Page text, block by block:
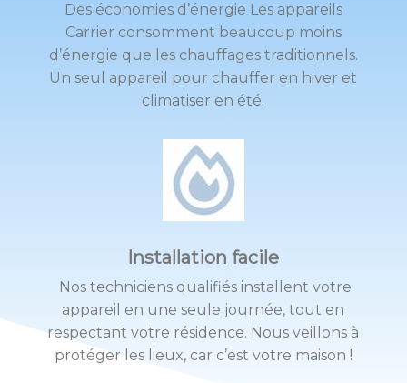
Des économies d’énergie Les appareils
Carrier consomment beaucoup moins
d’énergie que les chauffages traditionnels.
Un seul appareil pour chauffer en hiver et
climatiser en été.
Installation facile
Nos techniciens qualifiés installent votre
appareil en une seule journée, tout en
respectant votre résidence. Nous veillons à
protéger les lieux, car c’est votre maison !